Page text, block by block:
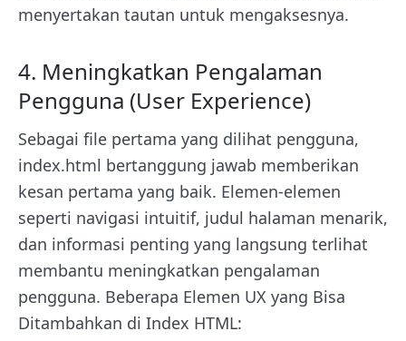
menyertakan tautan untuk mengaksesnya.
4. Meningkatkan Pengalaman
Pengguna (User Experience)
Sebagai file pertama yang dilihat pengguna,
index.html bertanggung jawab memberikan
kesan pertama yang baik. Elemen-elemen
seperti navigasi intuitif, judul halaman menarik,
dan informasi penting yang langsung terlihat
membantu meningkatkan pengalaman
pengguna. Beberapa Elemen UX yang Bisa
Ditambahkan di Index HTML: